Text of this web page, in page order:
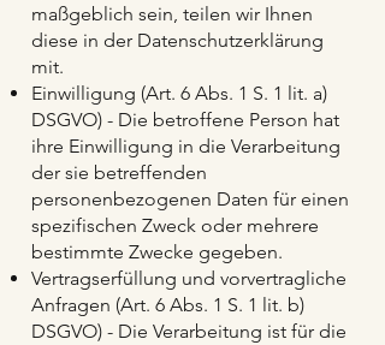
maßgeblich sein, teilen wir Ihnen
diese in der Datenschutzerklärung
mit.
Einwilligung (Art. 6 Abs. 1 S. 1 lit. a)
DSGVO) - Die betroffene Person hat
ihre Einwilligung in die Verarbeitung
der sie betreffenden
personenbezogenen Daten für einen
spezifischen Zweck oder mehrere
bestimmte Zwecke gegeben.
Vertragserfüllung und vorvertragliche
Anfragen (Art. 6 Abs. 1 S. 1 lit. b)
DSGVO) - Die Verarbeitung ist für die